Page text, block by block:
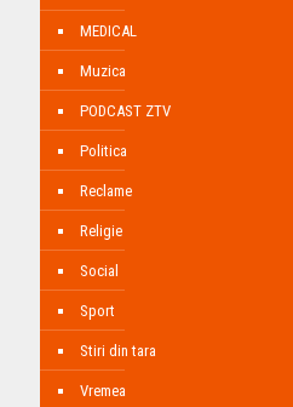
MEDICAL
Muzica
PODCAST ZTV
Politica
Reclame
Religie
Social
Sport
Stiri din tara
Vremea